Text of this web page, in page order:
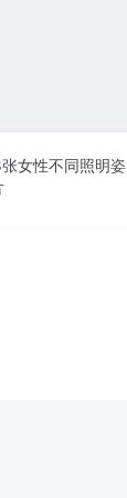
女性不同照明姿